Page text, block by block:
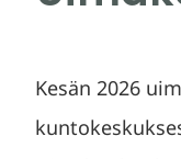
Kesän 2026